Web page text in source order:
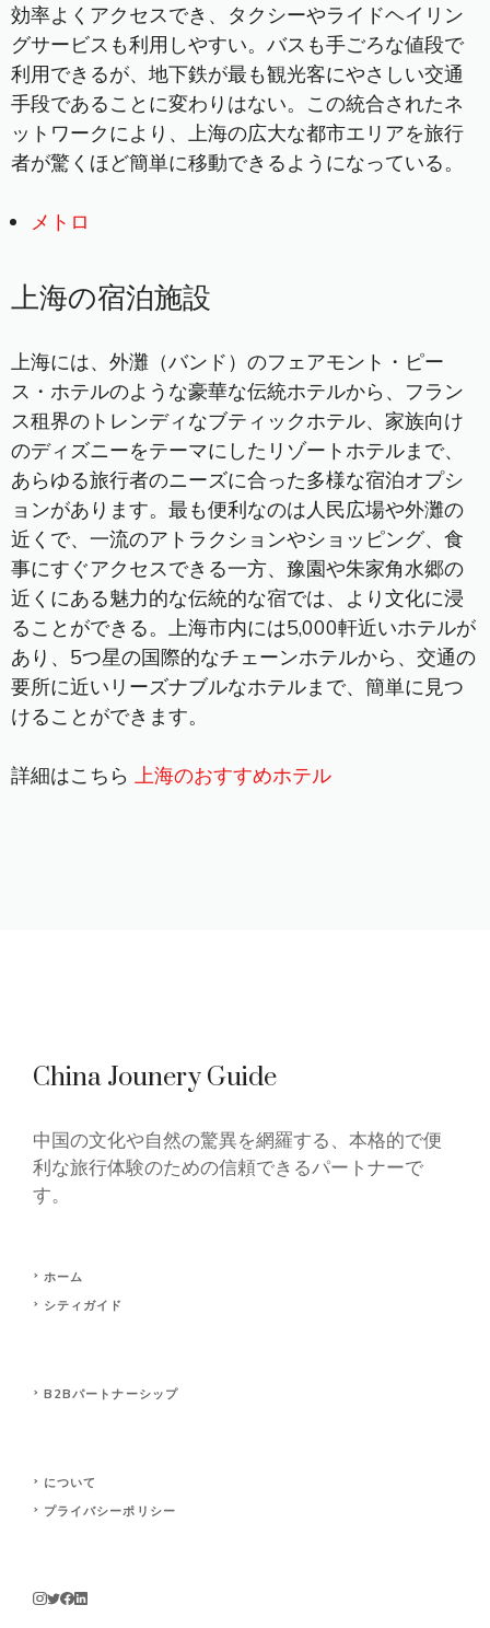
効率よくアクセスでき、タクシーやライドヘイリン
グサービスも利用しやすい。バスも手ごろな値段で
利用できるが、地下鉄が最も観光客にやさしい交通
手段であることに変わりはない。この統合されたネ
ットワークにより、上海の広大な都市エリアを旅行
者が驚くほど簡単に移動できるようになっている。
メトロ
上海の宿泊施設
上海には、外灘（バンド）のフェアモント・ピー
ス・ホテルのような豪華な伝統ホテルから、フラン
ス租界のトレンディなブティックホテル、家族向け
のディズニーをテーマにしたリゾートホテルまで、
あらゆる旅行者のニーズに合った多様な宿泊オプシ
ョンがあります。最も便利なのは人民広場や外灘の
近くで、一流のアトラクションやショッピング、食
事にすぐアクセスできる一方、豫園や朱家角水郷の
近くにある魅力的な伝統的な宿では、より文化に浸
ることができる。上海市内には5,000軒近いホテルが
あり、5つ星の国際的なチェーンホテルから、交通の
要所に近いリーズナブルなホテルまで、簡単に見つ
けることができます。
詳細はこちら 上海のおすすめホテル
China Jounery Guide
中国の文化や自然の驚異を網羅する、本格的で便
利な旅行体験のための信頼できるパートナーで
す。
ホーム
シティガイド
B2Bパートナーシップ
について
プライバシーポリシー